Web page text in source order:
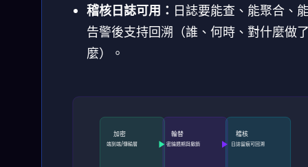
稽核日誌可用： 日誌要能查、能聚合、
告警後支持回溯（誰、何時、對什麼做
麼）。
加密
端到端/傳輸層
輪替
密鑰週期與撤銷
稽核
日誌留痕可回溯